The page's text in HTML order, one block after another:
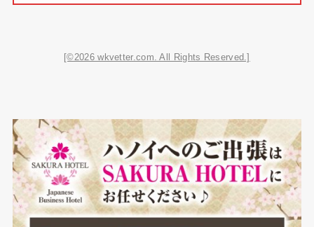
[©2026 wkvetter.com. All Rights Reserved.]